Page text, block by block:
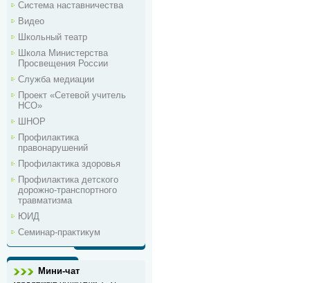
Система наставничества
Видео
Школьный театр
Школа Министерства
Просвещения России
Служба медиации
Проект «Сетевой учитель
НСО»
ШНОР
Профилактика
правонарушений
Профилактика здоровья
Профилактика детского
дорожно-транспортного
травматизма
ЮИД
Семинар-практикум
Мини-чат